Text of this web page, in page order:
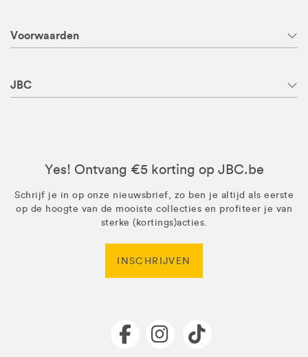
Voorwaarden
JBC
Yes! Ontvang €5 korting op JBC.be
Schrijf je in op onze nieuwsbrief, zo ben je altijd als eerste
op de hoogte van de mooiste collecties en profiteer je van
sterke (kortings)acties.
INSCHRIJVEN